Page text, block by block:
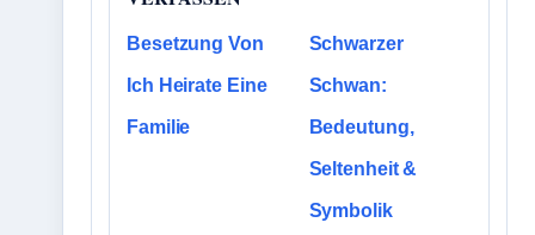
Besetzung Von
Ich Heirate Eine
Familie
Schwarzer
Schwan:
Bedeutung,
Seltenheit &
Symbolik